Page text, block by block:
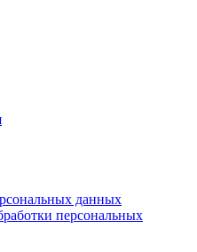
данных
персональных